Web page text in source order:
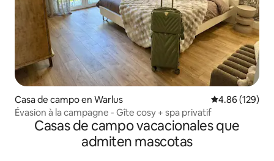
Casa de campo en Warlus Calificación
4.86 (129)
Évasion à la campagne - Gîte cosy + spa privatif
Casas de campo vacacionales que
admiten mascotas